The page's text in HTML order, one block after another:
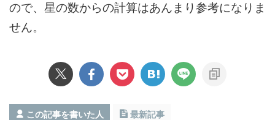
ので、星の数からの計算はあんまり参考になりま
せん。
この記事を書いた人 最新記事